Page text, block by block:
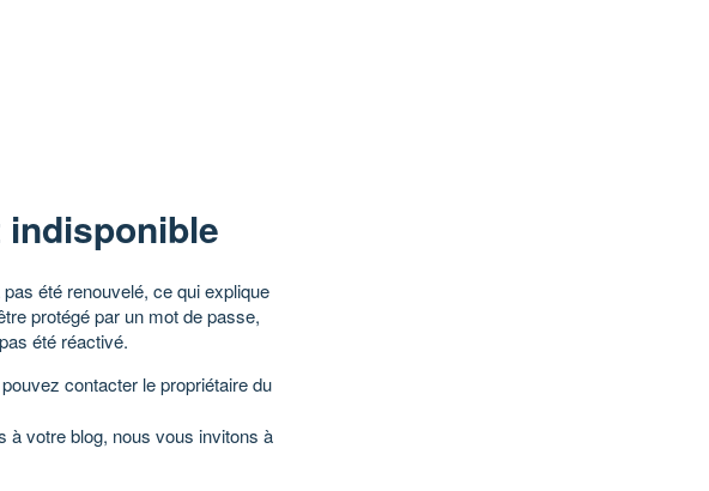
été renouvelé, ce qui explique
protégé par un mot de passe,
été réactivé.
contacter le propriétaire du
à votre blog, nous vous invitons à